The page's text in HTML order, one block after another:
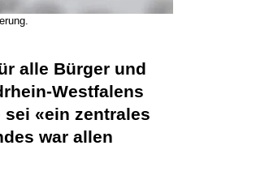
alle Bürger und
Westfalens
«ein zentrales
war allen